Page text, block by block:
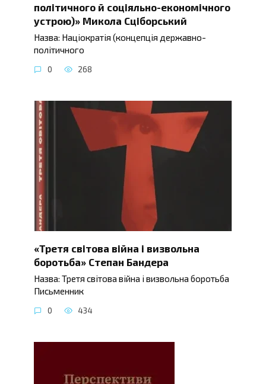
політичного й соціяльно-економічного
устрою)» Микола Сціборський
Назва: Націократія (концепція державно-
політичного
0 268
«Третя світова війна і визвольна
боротьба» Степан Бандера
Назва: Третя світова війна і визвольна боротьба
Письменник
0 434